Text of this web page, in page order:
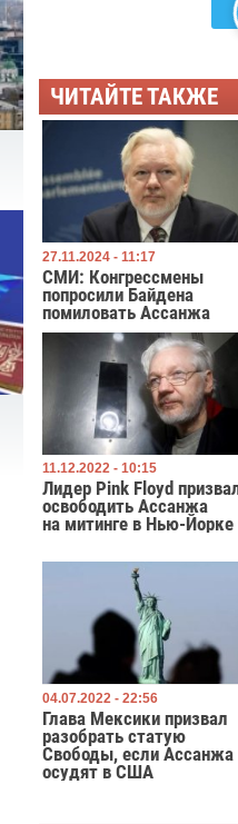
ЧИТАЙТЕ ТАКЖЕ
27.11.2024 - 11:17
СМИ: Конгрессмены
попросили Байдена
помиловать Ассанжа
11.12.2022 - 10:15
Лидер Pink Floyd
освободить Ассанжа
на митинге в Нью-Йорке
04.07.2022 - 22:56
Глава Мексики призвал
разобрать статую
Свободы, если Ассанжа
осудят в США